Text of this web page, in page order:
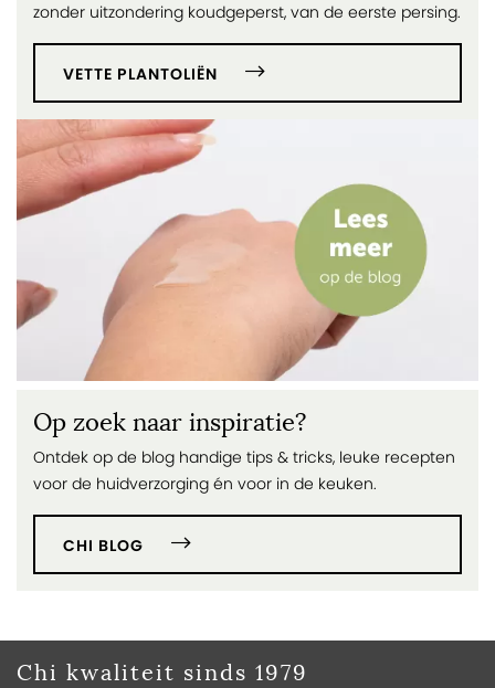
zonder uitzonde­ring koudgeperst, van de eerste persing.
VETTE PLANTOLIËN
Op zoek naar inspiratie?
Ontdek op de blog handige tips & tricks, leuke recepten
voor de huidverzorging én voor in de keuken.
CHI BLOG
Chi kwaliteit sinds 1979